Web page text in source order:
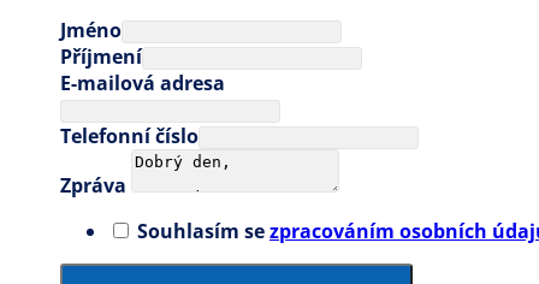
Jméno
Příjmení
E-mailová adresa
Telefonní číslo
Zpráva
Souhlasím sezpracováním osobních